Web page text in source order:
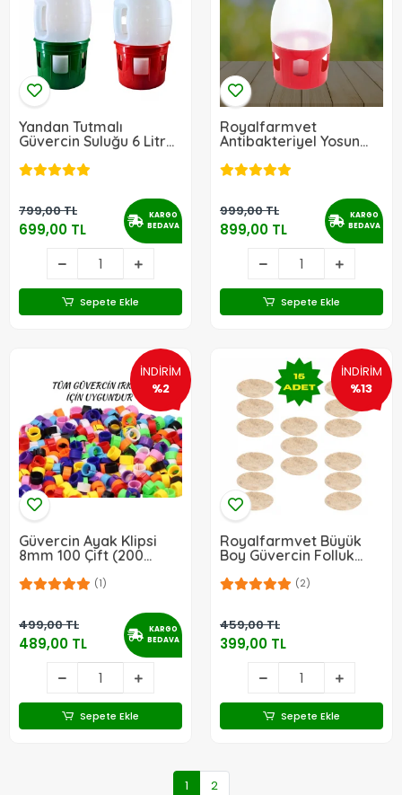
Yandan Tutmalı
Güvercin Suluğu 6 Litre
799,00 TL
699,00 TL
KARGO
BEDAVA
Sepete Ekle
Royalfarmvet
Antibakteriyel Yosun
6 Litre (2 Adet)
999,00 TL
899,00 TL
KARGO
BEDAVA
Sepete Ekle
İNDİRİM
%2
Güvercin Ayak Klipsi
8mm 100 Çift (200
(1)
499,00 TL
489,00 TL
KARGO
BEDAVA
Sepete Ekle
İNDİRİM
%13
Royalfarmvet Büyük
Boy Güvercin Folluk
(2)
459,00 TL
399,00 TL
Sepete Ekle
1 2